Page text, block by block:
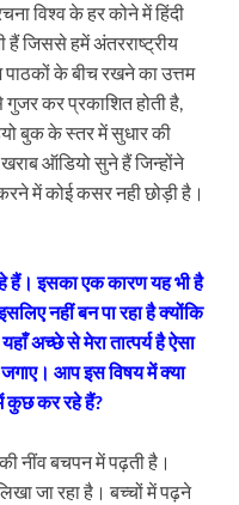
विश्व के हर कोने में हिंदी
हैं जिससे हमें अंतरराष्ट्रीय
पाठकों के बीच रखने का उत्तम
कर प्रकाशित होती है,
बुक के स्तर में सुधार की
ऑडियो सुने हैं जिन्होंने
में कोई कसर नही छोड़ी है।
हैं। इसका एक कारण यह भी है
नहीं बन पा रहा है क्योंकि
अच्छे से मेरा तात्पर्य है ऐसा
आप इस विषय में क्या
कुछ कर रहे हैं?
नींव बचपन में पढ़ती है।
जा रहा है। बच्चों में पढ़ने